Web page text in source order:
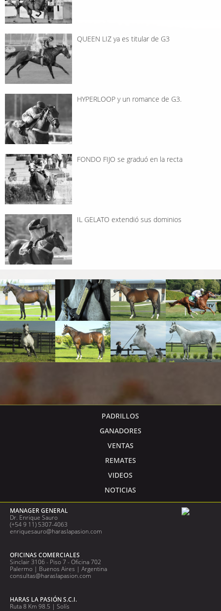
QUEEN LIZ ya es titular de G3
HYPERLOOP y un romance de G3.
FONDO FIJO se graduó en la recta
IL GELATO extendió sus dominios
PADRILLOS
GANADORES
VENTAS
REMATES
VIDEOS
NOTICIAS
MANAGER GENERAL
Dr. Enrique Sauro
(+54 9 11) 5307-4063
enriquesauro@haraslapasion.com
OFICINAS COMERCIALES
Sinclair 3106 - Piso 7 - Oficina 702
Palermo | Buenos Aires | Argentina
consultas@haraslapasion.com
HARAS LA PASIÓN S.C.I.
Ruta 8 Km 98.5 | Solís